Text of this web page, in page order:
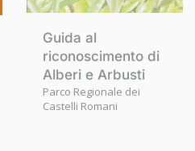
Guida al
riconoscimento di
Alberi e Arbusti
Parco Regionale dei
Castelli Romani